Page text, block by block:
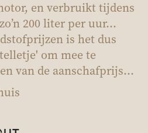
en verbruikt tijdens
200 liter per uur...
is het dus
om mee te
van de aanschafprijs…